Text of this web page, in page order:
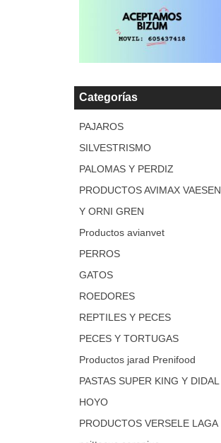
Categorías
PAJAROS
SILVESTRISMO
PALOMAS Y PERDIZ
PRODUCTOS AVIMAX VAESEN
Y ORNI GREN
Productos avianvet
PERROS
GATOS
ROEDORES
REPTILES Y PECES
PECES Y TORTUGAS
Productos jarad Prenifood
PASTAS SUPER KING Y DIDAL
HOYO
PRODUCTOS VERSELE LAGA